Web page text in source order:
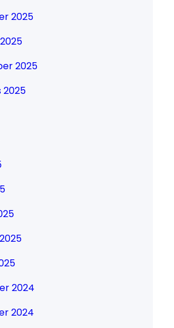
2025
2025
2025
2024
2024